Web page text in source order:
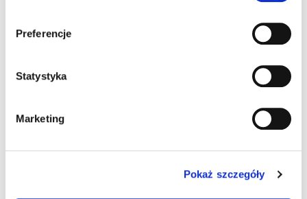
Preferencje
Statystyka
Marketing
Pokaż szczegóły